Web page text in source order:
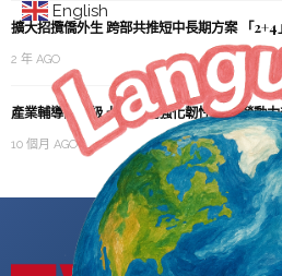
English
擴大招攬僑外生 跨部共推短中長期方案 「
2 年 AGO
產業輔導團升級 七大措施強化韌性 包含勞動
10 個月 AGO